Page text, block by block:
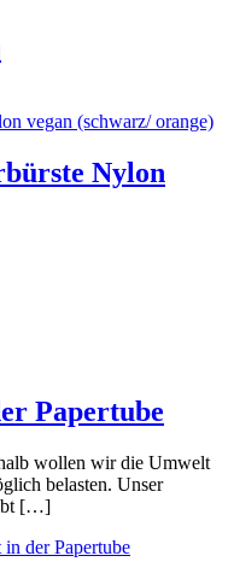
Nylon
Papertube
wollen wir die Umwelt
belasten. Unser
[…]
der Papertube